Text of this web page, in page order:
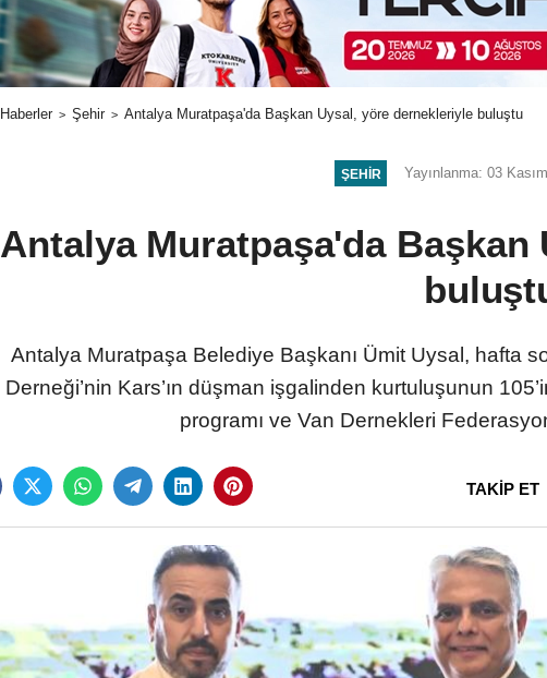
Haberler Şehir Antalya Muratpaşa'da Başkan Uysal, yöre dernekleriyle buluştu
ŞEHIR Yayınlanma: 03
Antalya Muratpaşa'da
Antalya Muratpaşa Belediye Başkanı Ümit Uysal, hafta
Derneği’nin Kars’ın düşman işgalinden kurtuluşunun
programı ve Van Dernekleri
TAKİP ET